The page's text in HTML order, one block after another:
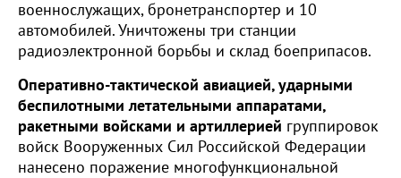
военнослужащих, бронетранспортер и 10
автомобилей. Уничтожены три станции
радиоэлектронной борьбы и склад боеприпасов.
Оперативно-тактической авиацией, ударными
беспилотными летательными аппаратами,
ракетными войсками и артиллерией группировок
войск Вооруженных Сил Российской Федерации
нанесено поражение многофункциональной